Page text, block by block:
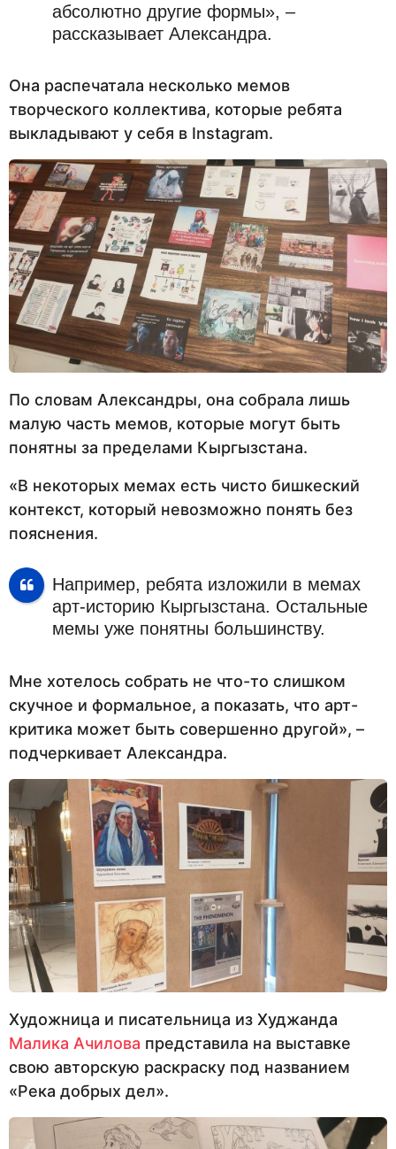
абсолютно другие формы», –
рассказывает Александра.
Она распечатала несколько мемов
творческого коллектива, которые ребята
выкладывают у себя в Instagram.
По словам Александры, она собрала лишь
малую часть мемов, которые могут быть
понятны за пределами Кыргызстана.
«В некоторых мемах есть чисто бишкеский
контекст, который невозможно понять без
пояснения.
Например, ребята изложили в мемах
арт-историю Кыргызстана. Остальные
мемы уже понятны большинству.
Мне хотелось собрать не что-то слишком
скучное и формальное, а показать, что арт-
критика может быть совершенно другой», –
подчеркивает Александра.
Художница и писательница из Худжанда
Малика Ачилова представила на выставке
свою авторскую раскраску под названием
«Река добрых дел».